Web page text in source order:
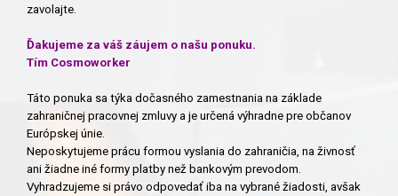
zavolajte.
Ďakujeme za váš záujem o našu ponuku.
Tím Cosmoworker
Táto ponuka sa týka dočasného zamestnania na základe
zahraničnej pracovnej zmluvy a je určená výhradne pre občanov
Európskej únie.
Neposkytujeme prácu formou vyslania do zahraničia, na živnosť
ani žiadne iné formy platby než bankovým prevodom.
Vyhradzujeme si právo odpovedať iba na vybrané žiadosti, avšak